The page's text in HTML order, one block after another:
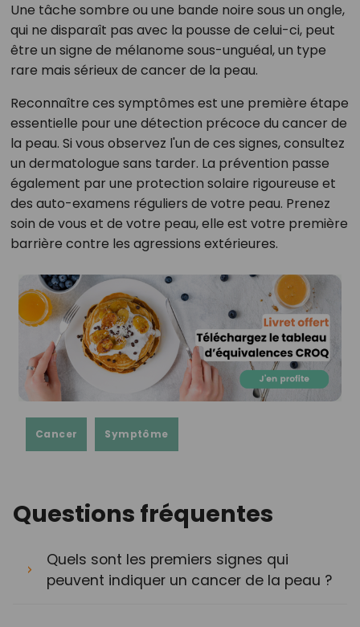
Une tâche sombre ou une bande noire sous un ongle,
qui ne disparaît pas avec la pousse de celui-ci, peut
être un signe de mélanome sous-unguéal, un type
rare mais sérieux de cancer de la peau.
Reconnaître ces symptômes est une première étape
essentielle pour une détection précoce du cancer de
la peau. Si vous observez l'un de ces signes, consultez
un dermatologue sans tarder. La prévention passe
également par une protection solaire rigoureuse et
des auto-examens réguliers de votre peau. Prenez
soin de vous et de votre peau, elle est votre première
barrière contre les agressions extérieures.
Cancer Symptôme
Questions fréquentes
Quels sont les premiers signes qui
peuvent indiquer un cancer de la peau ?